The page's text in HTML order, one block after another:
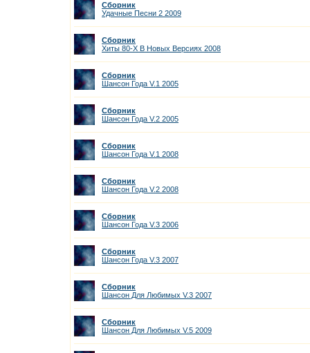
Сборник
Удачные Песни 2 2009
Сборник
Хиты 80-Х В Новых Версиях 2008
Сборник
Шансон Года V.1 2005
Сборник
Шансон Года V.2 2005
Сборник
Шансон Года V.1 2008
Сборник
Шансон Года V.2 2008
Сборник
Шансон Года V.3 2006
Сборник
Шансон Года V.3 2007
Сборник
Шансон Для Любимых V.3 2007
Сборник
Шансон Для Любимых V.5 2009